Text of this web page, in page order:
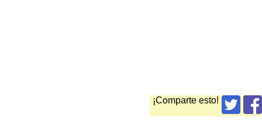
¡Comparte esto!